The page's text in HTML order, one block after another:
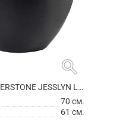
search
КАШПО FIBERSTONE JESSLYN L BLACK
70 см.
61 см.